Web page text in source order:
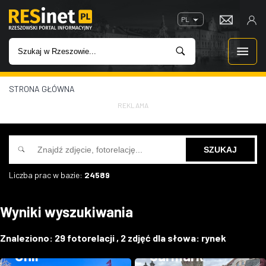
PL
WIADOMOŚCI
INWESTYCJE
IMPREZY
W KINACH
STRONA GŁÓWNA
REKLAMA
Liczba prac w bazie: 24589
Wyniki wyszukiwania
Znaleziono: 29 fotorelacji , 2 zdjęć dla słowa: rynek
20 lat Polski w
Unii
Jarmark